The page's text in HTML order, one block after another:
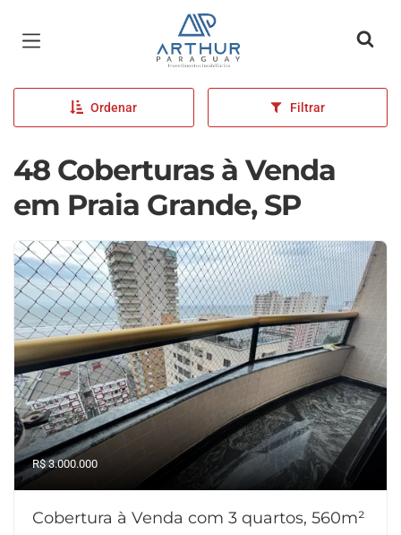
Página inicial
Ordenar Filtrar
48 Coberturas à Venda
em Praia Grande, SP
R$ 3.000.000
Cobertura à Venda com 3 quartos, 560m²